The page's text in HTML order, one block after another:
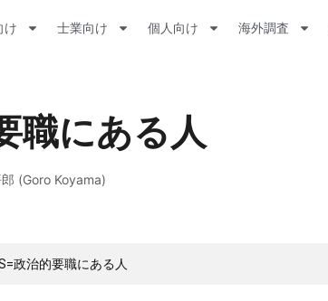
け 士業向け 個人向け 海外調査
職にある人
(Goro Koyama)
政治的要職にある人